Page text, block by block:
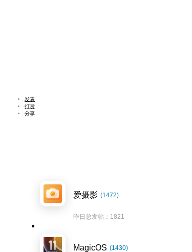
发表
打赏
分享
爱摄影 (1472)
昨日总发帖：1821
MagicOS (1430)